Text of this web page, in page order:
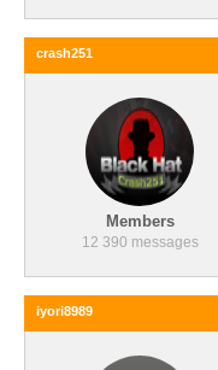
crash251
Members
12 390 messages
iyori8989